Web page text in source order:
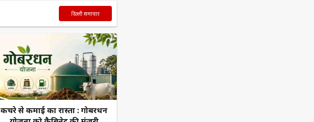
दिल्ली समाचार
कचरे से कमाई का रास्ता : गोबरधन